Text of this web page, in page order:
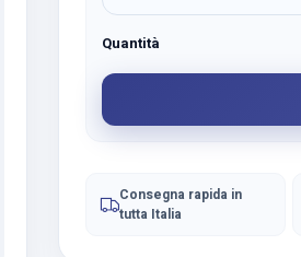
Quantità
Crioterapia
Cryopush
quantità
Consegna rapida in
tutta Italia